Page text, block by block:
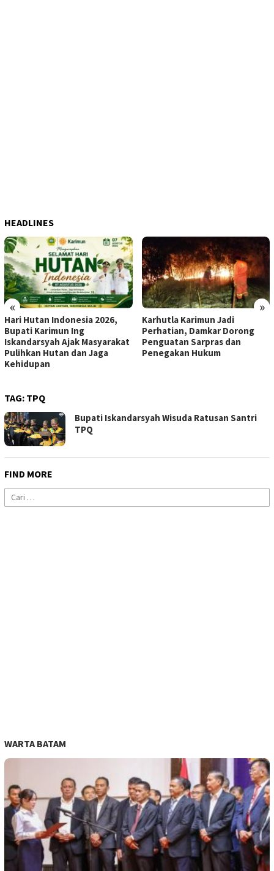
HEADLINES
« »
Hari Hutan Indonesia 2026,
Bupati Karimun Ing
Iskandarsyah Ajak Masyarakat
Pulihkan Hutan dan Jaga
Kehidupan
Karhutla Karimun Jadi
Perhatian, Damkar Dorong
Penguatan Sarpras dan
Penegakan Hukum
TAG: TPQ
Bupati Iskandarsyah Wisuda Ratusan Santri
TPQ
FIND MORE
Cari
untuk:
WARTA BATAM